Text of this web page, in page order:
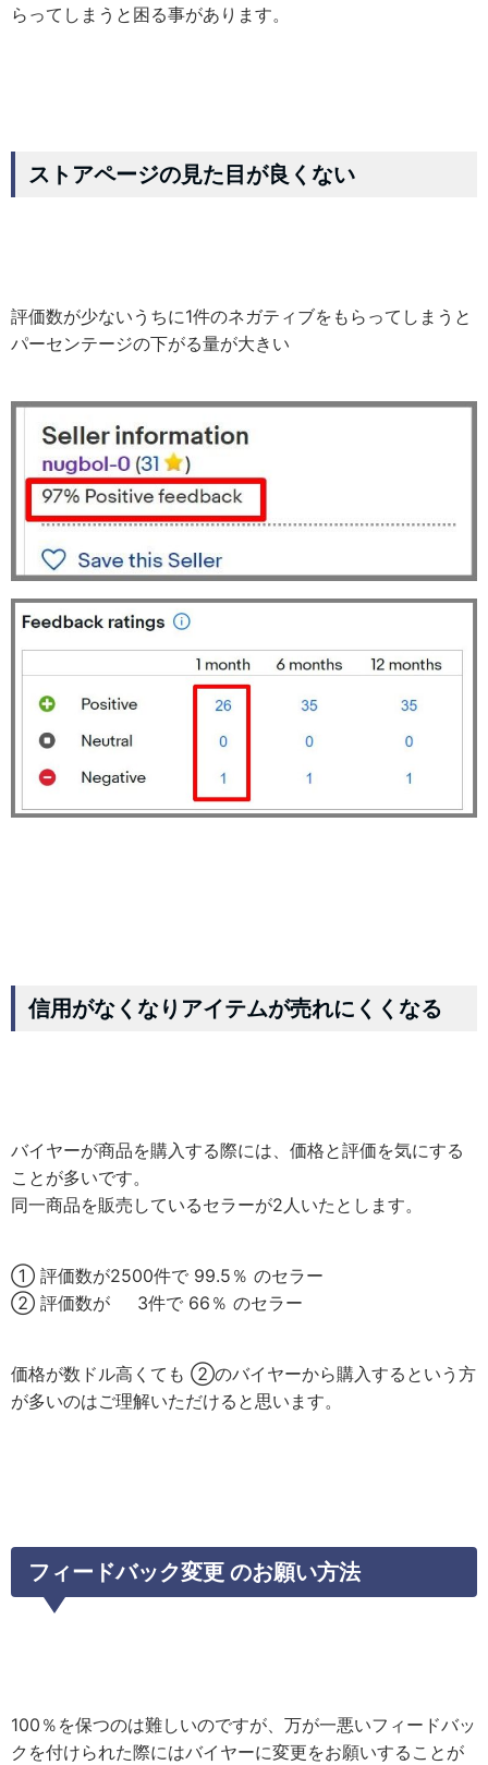
らってしまうと困る事があります。
ストアページの見た目が良くない
評価数が少ないうちに1件のネガティブをもらってしまうと
パーセンテージの下がる量が大きい
信用がなくなりアイテムが売れにくくなる
バイヤーが商品を購入する際には、価格と評価を気にする
ことが多いです。
同一商品を販売しているセラーが2人いたとします。
① 評価数が2500件で 99.5％ のセラー
② 評価数が 3件で 66％ のセラー
価格が数ドル高くても ②のバイヤーから購入するという方
が多いのはご理解いただけると思います。
フィードバック変更 のお願い方法
100％を保つのは難しいのですが、万が一悪いフィードバッ
クを付けられた際にはバイヤーに変更をお願いすることが